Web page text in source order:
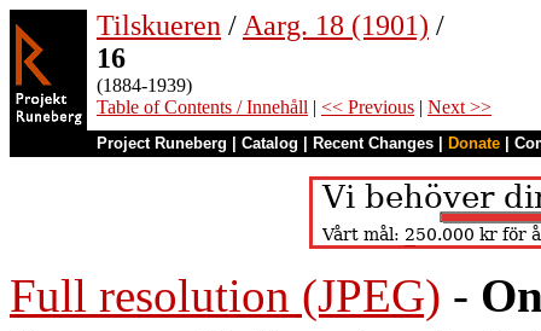
Tilskueren / Aarg. 18 (1901) /
16
(1884-1939)
Table of Contents / Innehåll | << Previous | Next >>
Project Runeberg Catalog Recent Changes Donate
Full resolution (JPEG) -